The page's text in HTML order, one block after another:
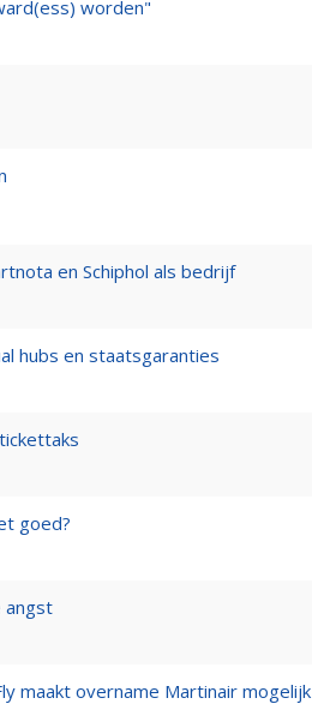
worden"
en Schiphol als bedrijf
hubs en staatsgaranties
goed?
angst
maakt overname Martinair mogelijk